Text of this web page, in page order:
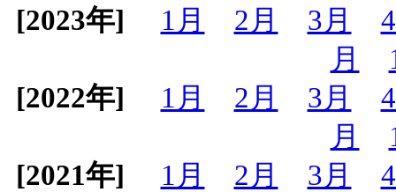
[2023年]
1月 2月 3月
月
[2022年]
1月 2月 3月
月
[2021年]
1月 2月 3月